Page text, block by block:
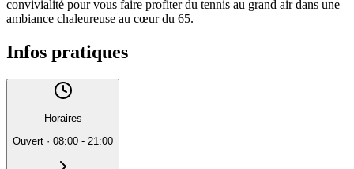
convivialité pour vous faire profiter du tennis au grand air dans une
ambiance chaleureuse au cœur du 65.
Infos pratiques
Horaires
Ouvert · 08:00 - 21:00